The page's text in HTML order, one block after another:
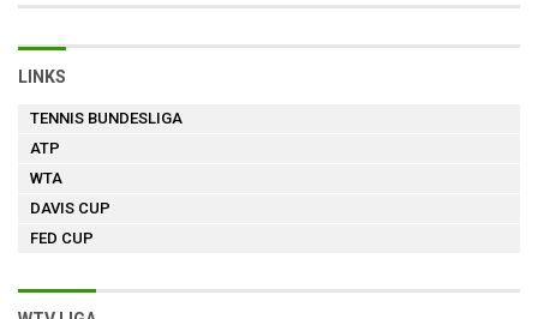
LINKS
TENNIS BUNDESLIGA
ATP
WTA
DAVIS CUP
FED CUP